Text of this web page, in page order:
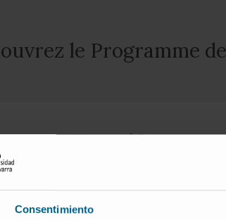
Consentimiento
le Programme
quoi consiste-t-il ?
: